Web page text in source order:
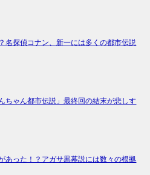
名探偵コナン、新一には多くの都市伝説
ちゃん都市伝説」最終回の結末が悲しす
あった！？アガサ黒幕説には数々の根拠